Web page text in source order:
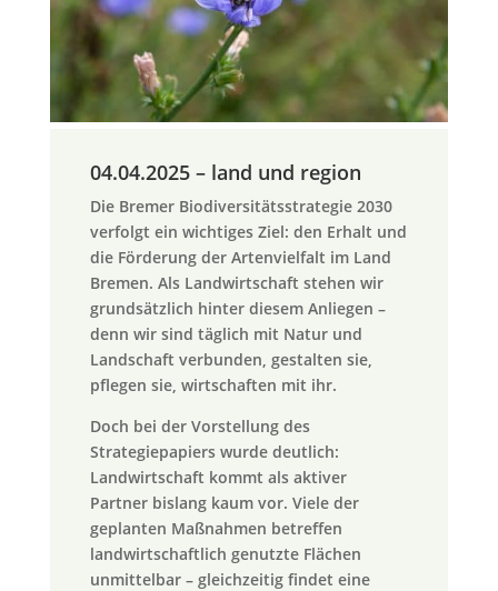
04.04.2025 – land und region
Die Bremer Biodiversitätsstrategie 2030
verfolgt ein wichtiges Ziel: den Erhalt und
die Förderung der Artenvielfalt im Land
Bremen. Als Landwirtschaft stehen wir
grundsätzlich hinter diesem Anliegen –
denn wir sind täglich mit Natur und
Landschaft verbunden, gestalten sie,
pflegen sie, wirtschaften mit ihr.
Doch bei der Vorstellung des
Strategiepapiers wurde deutlich:
Landwirtschaft kommt als aktiver
Partner bislang kaum vor. Viele der
geplanten Maßnahmen betreffen
landwirtschaftlich genutzte Flächen
unmittelbar – gleichzeitig findet eine